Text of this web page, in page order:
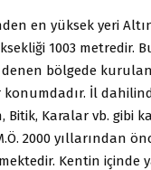
en yüksek yeri
1003 metredir.
denen bölgede
konumdadır. İl
Bitik, Karalar vb. gibi
2000 yıllarından
Kentin içinde